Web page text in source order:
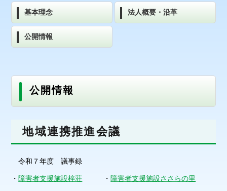
基本理念 法人概要・沿革
公開情報
公開情報
地域連携推進会議
令和７年度 議事録
・ 障害者支援施設梓荘 ・ 障害者支援施設ささらの里